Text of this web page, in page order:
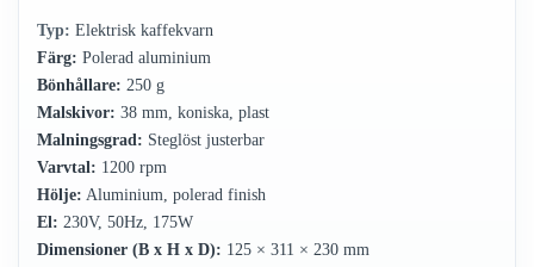
Typ: Elektrisk kaffekvarn
Färg: Polerad aluminium
Bönhållare: 250 g
Malskivor: 38 mm, koniska, plast
Malningsgrad: Steglöst justerbar
Varvtal: 1200 rpm
Hölje: Aluminium, polerad finish
El: 230V, 50Hz, 175W
Dimensioner (B x H x D): 125 × 311 × 230 mm